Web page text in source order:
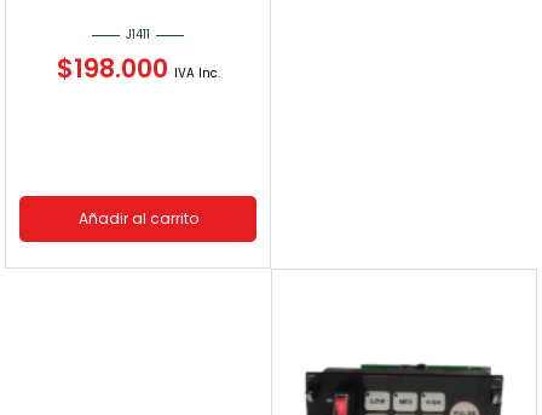
J1411
$198.000 IVA Inc.
Añadir al carrito